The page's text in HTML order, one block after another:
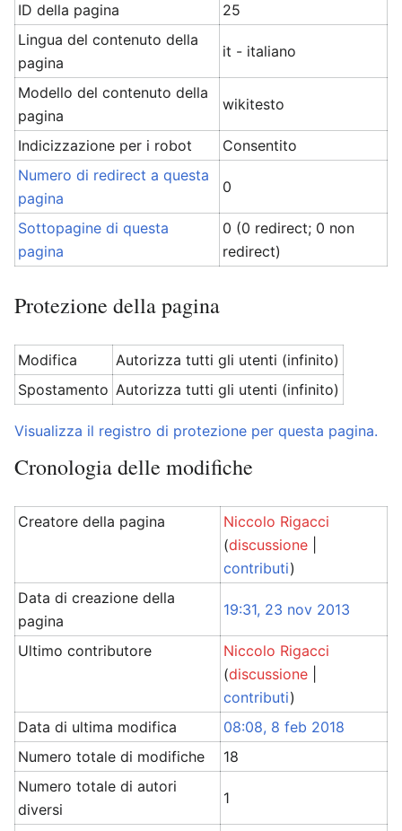
ID della pagina
25
Lingua del contenuto della
pagina
it - italiano
Modello del contenuto della
pagina
wikitesto
Indicizzazione per i robot
Consentito
Numero di redirect a questa
pagina
0
Sottopagine di questa
pagina
0 (0 redirect; 0 non
redirect)
Protezione della pagina
Modifica
Autorizza tutti gli utenti (infinito)
Spostamento Autorizza tutti gli utenti (infinito)
Visualizza il registro di protezione per questa pagina.
Cronologia delle modifiche
Creatore della pagina
Niccolo Rigacci
(discussione
contributi)
Data di creazione della
pagina
19:31, 23 nov 2013
Ultimo contributore
Niccolo Rigacci
(discussione
contributi)
Data di ultima modifica
08:08, 8 feb 2018
Numero totale di modifiche
18
Numero totale di autori
diversi
1